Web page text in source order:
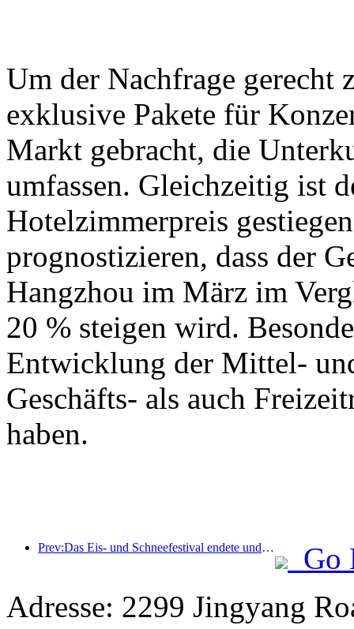
Um der Nachfrage gerecht
exklusive Pakete für
Markt gebracht, die
umfassen. Gleichzeitig ist
Hotelzimmerpreis
prognostizieren, dass der
Hangzhou im März im
20 % steigen wird.
Entwicklung der Mittel-
Geschäfts- als auch
haben.
Prev:Das Eis- und Schneefestival endete und das Yun Hotel nahm 2025 die erste Welle des „Reichtums“ mit nach Hause
Go
Adresse: 2299 Jingyang